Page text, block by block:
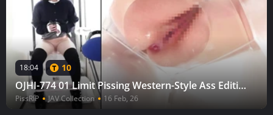
18:04 10
OJHI-774 01 Limit Pissing Western-Style Ass Edition - Ass seen through a magic mirror -
PissRIP JAV Collection 16 Feb, 26